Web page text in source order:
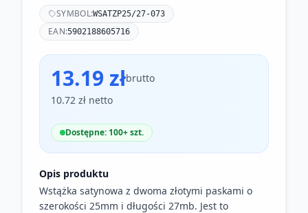
SYMBOL:WSATZP25/27-073
EAN:5902188605716
13.19 złbrutto
10.72 zł netto
Dostępne: 100+ szt.
Opis produktu
Wstążka satynowa z dwoma złotymi paskami o
szerokości 25mm i długości 27mb. Jest to